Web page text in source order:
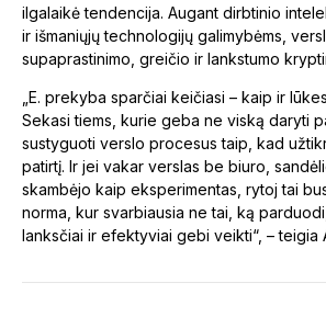
ilgalaikė tendencija. Augant dirbtinio
ir išmaniųjų technologijų galimybėms,
supaprastinimo, greičio ir lankstumo
„E. prekyba sparčiai keičiasi – kaip ir
Sekasi tiems, kurie geba ne viską daryti
sustyguoti verslo procesus taip, kad
patirtį. Ir jei vakar verslas be biuro,
skambėjo kaip eksperimentas, rytoj tai
norma, kur svarbiausia ne tai, ką
lanksčiai ir efektyviai gebi veikti“, – teigia